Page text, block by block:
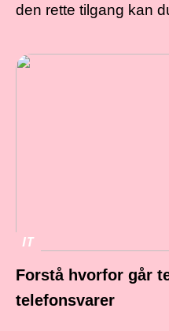
den rette tilgang kan
IT
Forstå hvorfor går
telefonsvarer